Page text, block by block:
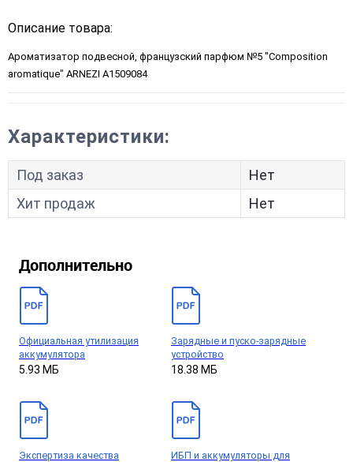
Описание товара:
Ароматизатор подвесной, французский парфюм №5 "Composition
aromatique" ARNEZI A1509084
Характеристики:
Под заказ
Нет
Хит продаж
Нет
Дополнительно
Официальная утилизация
аккумулятора
5.93 МБ
Зарядные и пуско-зарядные
устройство
18.38 МБ
Экспертиза качества
ИБП и аккумуляторы для